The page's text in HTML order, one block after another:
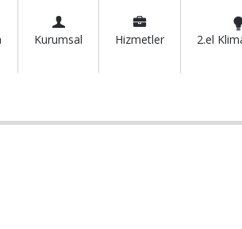
Kurumsal Hizmetler 2.el